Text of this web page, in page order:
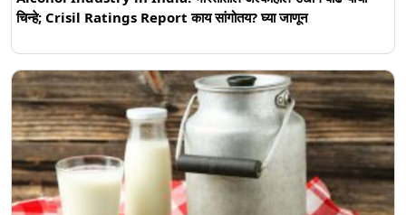
चिन्हे; Crisil Ratings Report काय सांगोतय? घ्या जाणून